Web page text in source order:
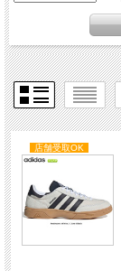
店舗受取OK